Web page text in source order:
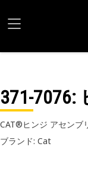
371-7076:
CAT®ヒンジ アセンブ
ブランド: Cat